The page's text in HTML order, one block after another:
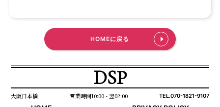
HOMEに戻る
DSP
大阪日本橋 営業時間10:00 - 翌02:00 TEL.070-1821-9107